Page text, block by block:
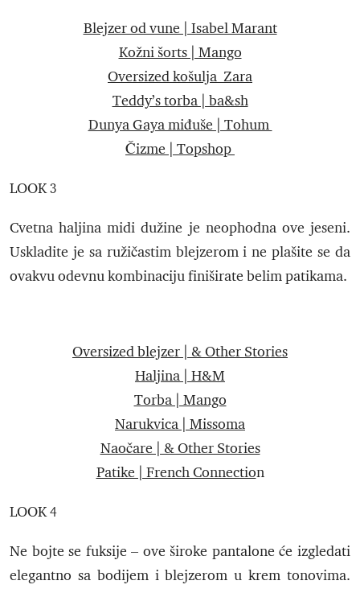
Blejzer od vune | Isabel Marant
Kožni šorts | Mango
Oversized košulja Zara
Teddy’s torba | ba&sh
Dunya Gaya miđuše | Tohum
Čizme | Topshop
LOOK 3
Cvetna haljina midi dužine je neophodna ove jeseni.
Uskladite je sa ružičastim blejzerom i ne plašite se da
ovakvu odevnu kombinaciju finiširate belim patikama.
Oversized blejzer | & Other Stories
Haljina | H&M
Torba | Mango
Narukvica | Missoma
Naočare | & Other Stories
Patike | French Connection
LOOK 4
Ne bojte se fuksije – ove široke pantalone će izgledati
elegantno sa bodijem i blejzerom u krem tonovima.